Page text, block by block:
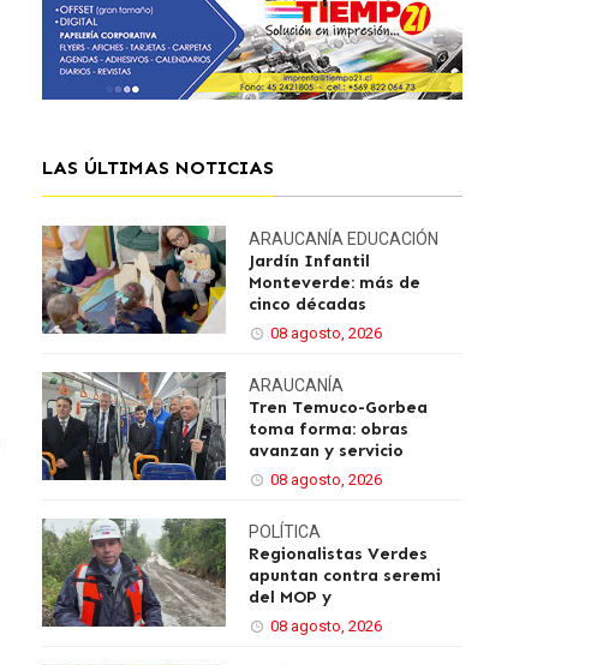
LAS ÚLTIMAS NOTICIAS
ARAUCANÍA EDUCACIÓN
Jardín Infantil
Monteverde: más de
cinco décadas
08 agosto, 2026
ARAUCANÍA
Tren Temuco-Gorbea
toma forma: obras
avanzan y servicio
08 agosto, 2026
POLÍTICA
Regionalistas Verdes
apuntan contra seremi
del MOP y
08 agosto, 2026